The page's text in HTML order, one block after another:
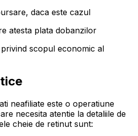
daca este cazul
atesta plata dobanzilor
scopul economic al
neafiliate este o operatiune
necesita atentie la detaliile de
cheie de retinut sunt: